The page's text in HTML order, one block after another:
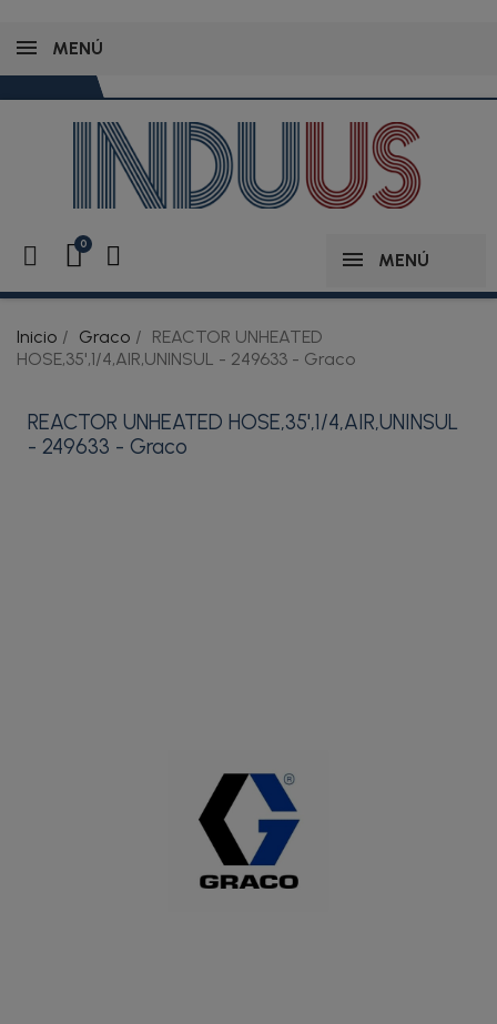
MENÚ
MENÚ
Inicio Graco
REACTOR UNHEATED
HOSE,35',1/4,AIR,UNINSUL - 249633 - Graco
REACTOR UNHEATED HOSE,35',1/4,AIR,UNINSUL
- 249633 - Graco